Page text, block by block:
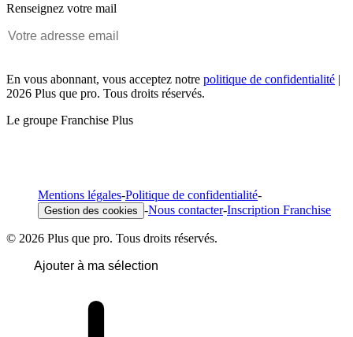
Renseignez votre mail
En vous abonnant, vous acceptez notre politique de confidentialité |
2026 Plus que pro. Tous droits réservés.
Le groupe Franchise Plus
Mentions légales-Politique de confidentialité-
Gestion des cookies -Nous contacter-Inscription Franchise
© 2026 Plus que pro. Tous droits réservés.
Ajouter à ma sélection